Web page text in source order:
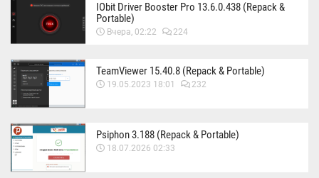
IObit Driver Booster Pro 13.6.0.438 (Repack &
Portable)
Вчера, 02:22 224
TeamViewer 15.40.8 (Repack & Portable)
19.05.2023 18:01 232
Psiphon 3.188 (Repack & Portable)
18.07.2026 02:33